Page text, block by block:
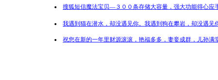
搜狐短信魔法宝贝—３００条存储大容量，强大功能得心应
我遇到猫在潜水，却没遇见你。我遇到狗在攀岩，却没遇
祝您在新的一年里财源滚滚，艳福多多，妻妾成群，儿孙